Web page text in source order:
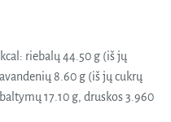
riebalų 44.50 g (iš jų
8.60 g (iš jų cukrų
17.10 g, druskos 3.960